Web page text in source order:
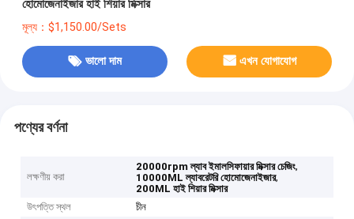
হোমোজেনাইজার হাই শিয়ার মিক্সার
মূল্য：$1,150.00/Sets
ভালো দাম এখন যোগাযোগ
পণ্যের বর্ণনা
লক্ষণীয় করা
20000rpm ল্যাব ইমালসিফায়ার মিক্সার চেজিং,
10000ML ল্যাবরেটরি হোমোজেনাইজার,
200ML হাই শিয়ার মিক্সার
উৎপত্তি স্থল
চীন